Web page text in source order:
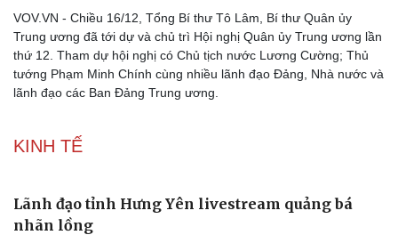
VOV.VN - Chiều 16/12, Tổng Bí thư Tô Lâm, Bí thư Quân ủy
Trung ương đã tới dự và chủ trì Hội nghị Quân ủy Trung ương lần
thứ 12. Tham dự hội nghị có Chủ tịch nước Lương Cường; Thủ
tướng Phạm Minh Chính cùng nhiều lãnh đạo Đảng, Nhà nước và
lãnh đạo các Ban Đảng Trung ương.
KINH TẾ
Lãnh đạo tỉnh Hưng Yên livestream quảng bá
nhãn lồng